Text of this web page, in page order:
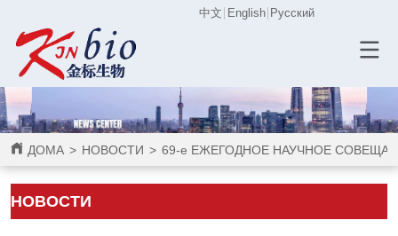
中文 English Русский
ДОМА > НОВОСТИ > 69-е ЕЖЕГОДНОЕ НАУЧНОЕ
НОВОСТИ